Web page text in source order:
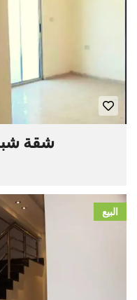
شقة
البيع